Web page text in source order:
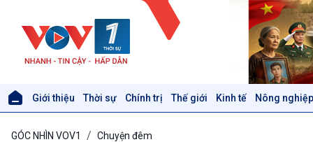
Giới thiệu Thời sự Chính trị Thế giới Kinh tế Nông
GÓC NHÌN VOV1 Chuyện đêm